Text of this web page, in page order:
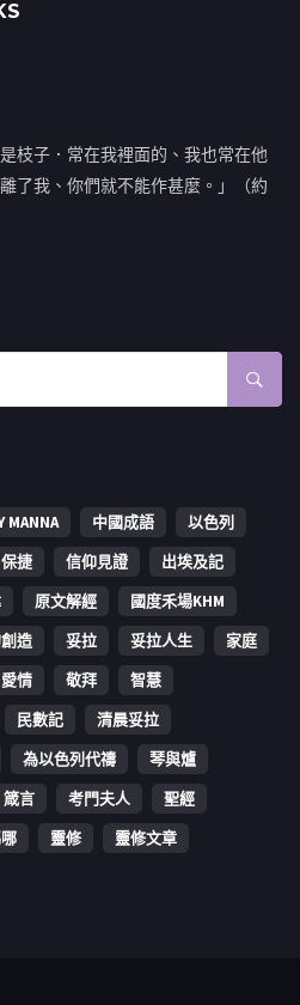
枝子．常在我裡面的、我也常在他
了我、你們就不能作甚麼。」（約
MANNA 中國成語
以色列
保捷 信仰見證
出埃及記
原文解經
國度禾場KHM
造 妥拉 妥拉人生
家庭
愛情 敬拜
智慧
民數記
清晨妥拉
為以色列代禱
琴與爐
箴言 考門夫人
聖經
靈修 靈修文章